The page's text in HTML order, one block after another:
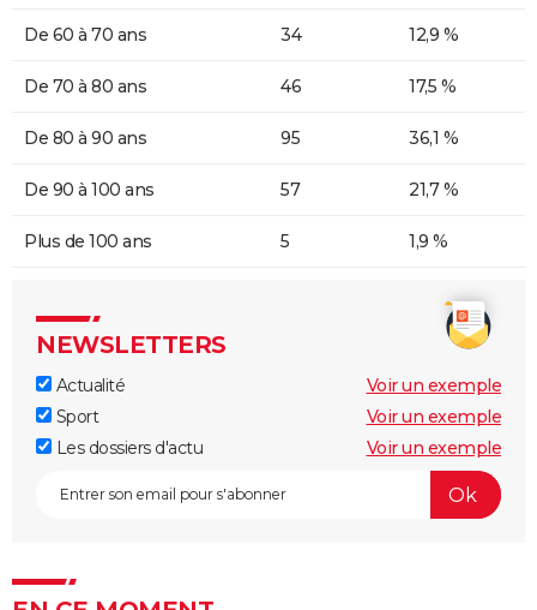
De 60 à 70 ans 34 12,9 %
De 70 à 80 ans 46 17,5 %
De 80 à 90 ans 95 36,1 %
De 90 à 100 ans 57 21,7 %
Plus de 100 ans 5 1,9 %
NEWSLETTERS
Actualité
Voir un exemple
Sport
Voir un exemple
Les dossiers d'actu
Voir un exemple